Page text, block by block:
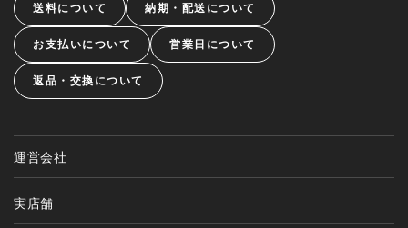
送料について 納期・配送について
お支払いについて 営業日について
返品・交換について
運営会社
実店舗